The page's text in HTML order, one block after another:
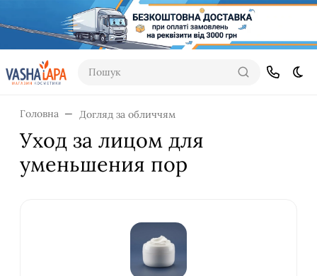
Пошук
Головна Догляд за обличчям
Уход за лицом для
уменьшения пор